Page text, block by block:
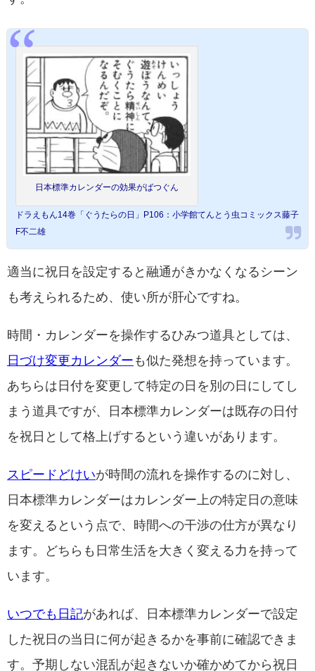
日本標準カレンダーの効果がばつぐん
ドラえもん14巻「ぐうたらの日」P106：小学館てんとう虫コミックス藤子
F不二雄
適当に祝日を設定すると融通がきかなくなるシーン
も考えられるため、使い所が肝心ですね。
時間・カレンダーを操作するひみつ道具としては、
日づけ変更カレンダー も似た発想を持っています。
あちらは日付を変更して特定の日を別の日にしてし
まう道具ですが、日本標準カレンダーは既存の日付
を祝日として格上げするという違いがあります。
スピードどけいが時間の流れを操作するのに対し、
日本標準カレンダーはカレンダー上の特定日の意味
を変えるという点で、時間への干渉の仕方が異なり
ます。どちらも日常生活を大きく変える力を持って
います。
いつでも日記があれば、日本標準カレンダーで設定
した祝日の当日に何が起きるかを事前に確認できま
す。予期しない混乱が起きないか確かめてから祝日